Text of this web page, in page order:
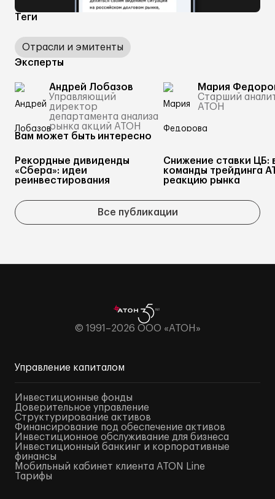
Теги
Отрасли и эмитенты
Эксперты
Андрей Лобазов
Управляющий
директор
департамента анализа
рынка акций АТОН
Мария
Старший
АТОН
Вам может быть интересно
Рекордные дивиденды
«Сбера»: идеи
реинвестирования
Снижение ставки ЦБ:
команды трейдинга
реакцию рынка
Все публикации
© 1991–2026 ООО «АТОН»
Управление капиталом
Инвестиционные фонды
Доверительное управление
Структурирование активов
Финансирование под обеспечение активов
Инвестиционное обслуживание для бизнеса
Инвестиционный банкинг и корпоративные
финансы
Мобильный кабинет клиента ATON Line
Тарифы